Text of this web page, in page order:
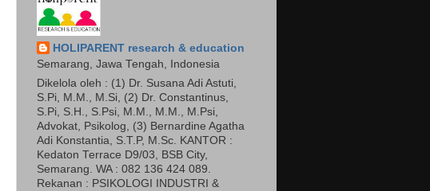
HOLIPARENT research & education
Semarang, Jawa Tengah, Indonesia
Dikelola oleh : (1) Dr. Susana Adi Astuti,
S.Pi, M.M., M.Si, (2) Dr. Constantinus,
S.Pi, S.H., S.Psi, M.M., M.M., M.Psi,
Advokat, Psikolog, (3) Bernardine Agatha
Adi Konstantia, S.T.P, M.Sc. KANTOR :
Kedaton Terrace D9/03, BSB City,
Semarang. WA : 082 136 424 089.
Rekanan : PSIKOLOGI INDUSTRI &